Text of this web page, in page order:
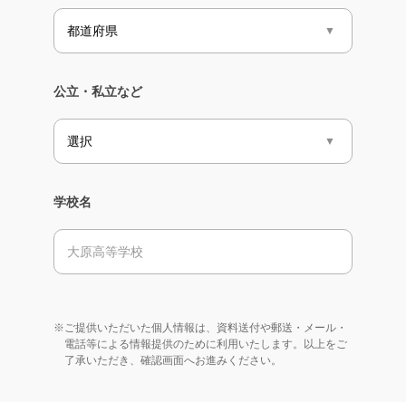
公立・私立など
学校名
※ご提供いただいた個人情報は、資料送付や郵送・メール・
電話等による情報提供のために利用いたします。以上をご
了承いただき、確認画面へお進みください。